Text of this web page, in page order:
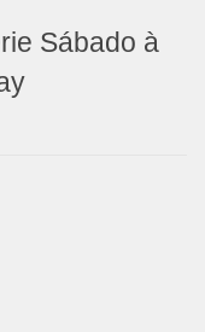
Sábado à